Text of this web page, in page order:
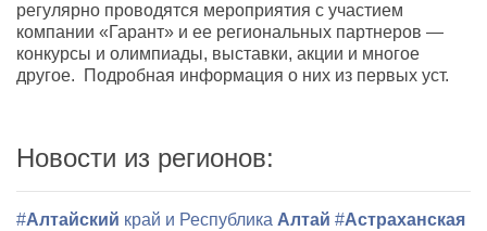
регулярно проводятся мероприятия с участием
компании «Гарант» и ее региональных партнеров —
конкурсы и олимпиады, выставки, акции и многое
другое. Подробная информация о них из первых уст.
Новости из регионов:
#Алтайский край и Республика Алтай #Астраханская